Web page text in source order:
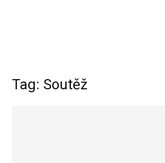
Tag: Soutěž